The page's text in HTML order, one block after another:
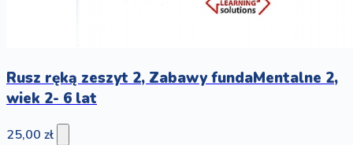
Rusz ręką zeszyt 2, Zabawy fundaMentalne 2,
wiek 2- 6 lat
25,00 zł